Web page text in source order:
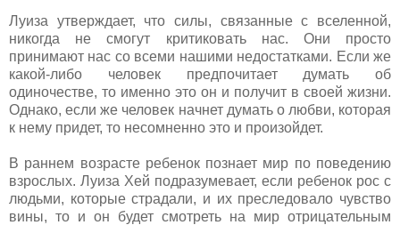
Луиза утверждает, что силы, связанные с вселенной,
никогда не смогут критиковать нас. Они просто
принимают нас со всеми нашими недостатками. Если же
какой-либо человек предпочитает думать об
одиночестве, то именно это он и получит в своей жизни.
Однако, если же человек начнет думать о любви, которая
к нему придет, то несомненно это и произойдет.
В раннем возрасте ребенок познает мир по поведению
взрослых. Луиза Хей подразумевает, если ребенок рос с
людьми, которые страдали, и их преследовало чувство
вины, то и он будет смотреть на мир отрицательным